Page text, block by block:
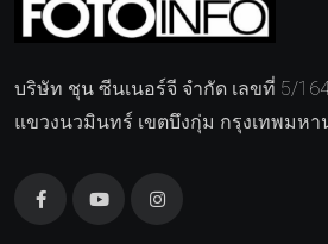
บริษัท ชุน ซีนเนอร์จี จำกัด เลขที่ 5/
แขวงนวมินทร์ เขตบึงกุ่ม กรุงเทพมหา